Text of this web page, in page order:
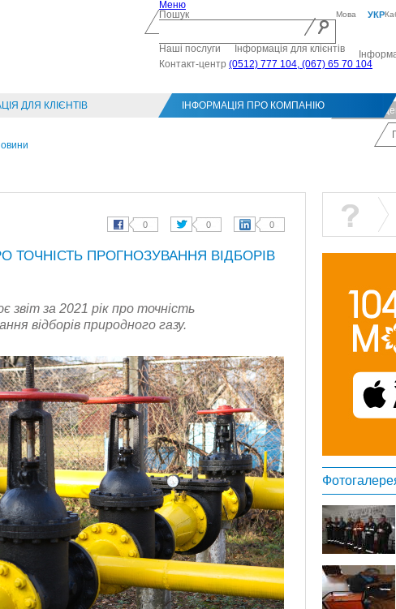
Меню
Мова УКР
Пошук
Наші послуги Інформація для клієнтів
Контакт-центр (0512) 777 104, (067) 65 70 104
Контакт-
ДЛЯ КЛІЄНТІВ ІНФОРМАЦІЯ ПРО КОМПАНІЮ
ТОЧНІСТЬ ПРОГНОЗУВАННЯ ВІДБОРІВ
звіт за 2021 рік про точність
відборів природного газу.